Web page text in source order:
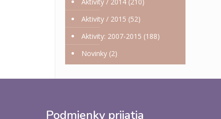
Aktivity / 2015 (52)
Aktivity: 2007-2015 (188)
Novinky(2)
Podmienky prijatia